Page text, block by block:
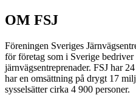
OM FSJ
Föreningen Sveriges
för företag som i Sverige
järnvägsentreprenader. FSJ har
har en omsättning på drygt 17
sysselsätter cirka 4 900 personer.